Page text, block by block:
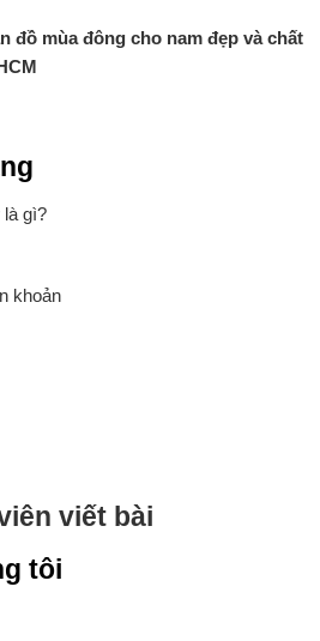
đồ mùa đông cho nam đẹp và chất
là gì?
khoản
viết bài
tôi